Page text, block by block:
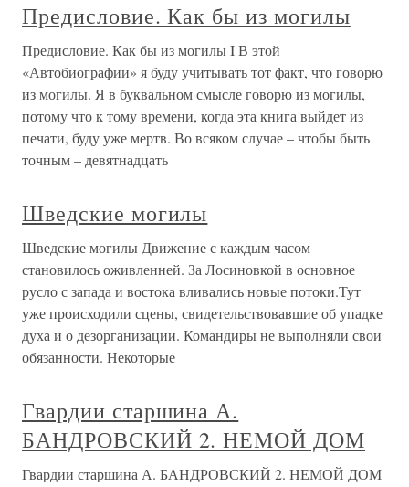
Предисловие. Как бы из могилы
Предисловие. Как бы из могилы I В этой
«Автобиографии» я буду учитывать тот факт, что говорю
из могилы. Я в буквальном смысле говорю из могилы,
потому что к тому времени, когда эта книга выйдет из
печати, буду уже мертв. Во всяком случае – чтобы быть
точным – девятнадцать
Шведские могилы
Шведские могилы Движение с каждым часом
становилось оживленней. За Лосиновкой в основное
русло с запада и востока вливались новые потоки.Тут
уже происходили сцены, свидетельствовавшие об упадке
духа и о дезорганизации. Командиры не выполняли свои
обязанности. Некоторые
Гвардии старшина А.
БАНДРОВСКИЙ 2. НЕМОЙ ДОМ
Гвардии старшина А. БАНДРОВСКИЙ 2. НЕМОЙ ДОМ